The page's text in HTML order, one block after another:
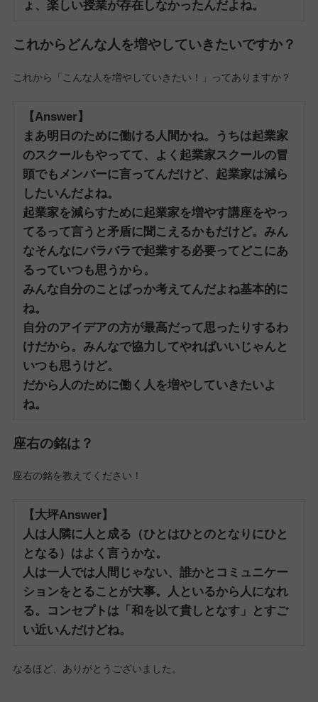
ょ、楽しい授業が存在しなかったんだよね。
これからどんな人を増やしていきたいですか？
これから「こんな人を増やしていきたい！」ってありますか？
【Answer】
まあ明日のために働ける人間かね。
うちは起業家
のスクールもやってて、よく起業家スクールの冒
頭でもメンバーに言ってんだけど、起業家は減ら
したいんだよね。
起業家を減らすために起業家を増やす講座をやっ
てるって言うと矛盾に聞こえるかもだけど。 みん
なそんなにバラバラで起業する必要ってどこにあ
るっていつも思うから。
みんな自分のことばっか考えてんだよね基本的に
ね。
自分のアイデアの方が最高だって思ったりするわ
けだから。 みんなで協力してやればいいじゃんと
いつも思うけど。
だから人のために働く人を増やしていきたいよ
ね。
座右の銘は？
座右の銘を教えてください！
【大坪Answer】
人は人隣に人と成る（ひとはひとのとなりにひと
となる）はよく言うかな。
人は一人では人間じゃない、誰かとコミュニケー
ションをとることが大事。人といるから人になれ
る。
コンセプトは「和を以て貴しとなす」とすご
い近いんだけどね。
なるほど、ありがとうございました。